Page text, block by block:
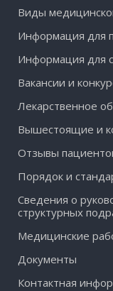
Виды
Информация для
Информация для
Вакансии и
Лекарственное
Вышестоящие и
Отзывы
Порядок и
Сведения о
структурных
Медицинские
Документы
Контактная